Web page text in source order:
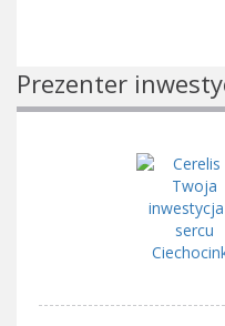
Prezenter